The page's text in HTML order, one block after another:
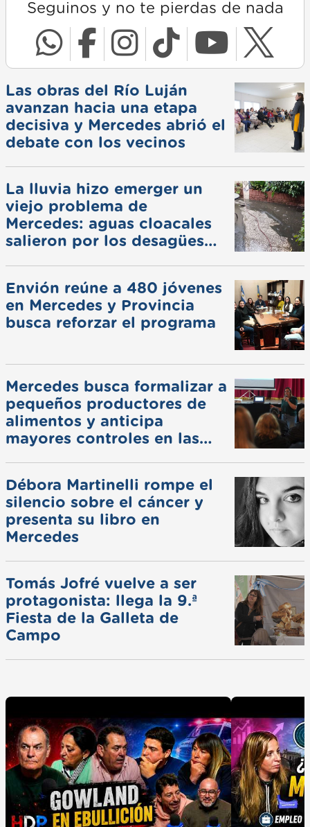
Seguinos y no te pierdas de nada
Las obras del Río Luján
avanzan hacia una etapa
decisiva y Mercedes abrió el
debate con los vecinos
La lluvia hizo emerger un
viejo problema de
Mercedes: aguas cloacales
salieron por los desagües
Envión reúne a 480 jóvenes
en Mercedes y Provincia
busca reforzar el programa
Mercedes busca formalizar a
pequeños productores de
alimentos y anticipa
mayores controles en las
Débora Martinelli rompe el
silencio sobre el cáncer y
presenta su libro en
Mercedes
Tomás Jofré vuelve a ser
protagonista: llega la 9.ª
Fiesta de la Galleta de
Campo